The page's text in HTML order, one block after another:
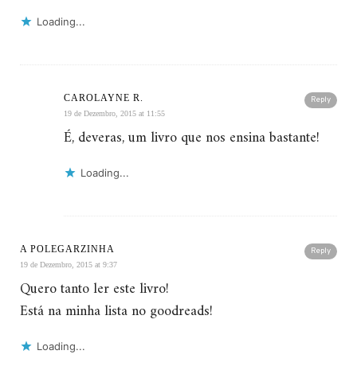
Loading...
Reply
CAROLAYNE R.
19 de Dezembro, 2015 at 11:55
É, deveras, um livro que nos ensina bastante!
Loading...
Reply
A POLEGARZINHA
19 de Dezembro, 2015 at 9:37
Quero tanto ler este livro!
Está na minha lista no goodreads!
Loading...